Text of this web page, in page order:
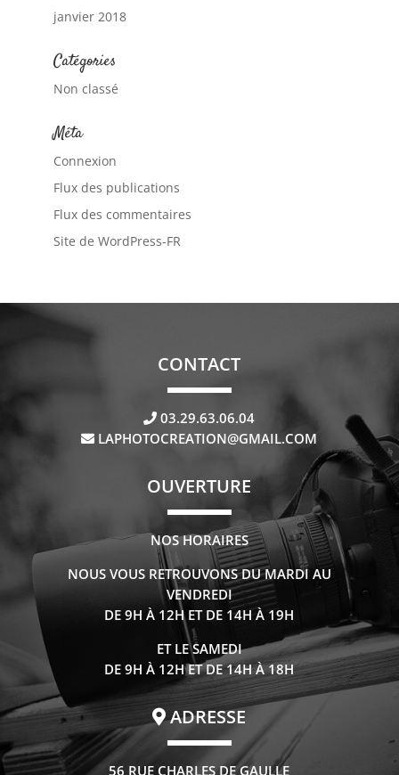
janvier 2018
Catégories
Non classé
Méta
Connexion
Flux des publications
Flux des commentaires
Site de WordPress-FR
CONTACT
03.29.63.06.04
LAPHOTOCREATION@GMAIL.COM
OUVERTURE
NOS HORAIRES
NOUS VOUS RETROUVONS DU MARDI AU
VENDREDI
DE 9H À 12H ET DE 14H À 19H
ET LE SAMEDI
DE 9H À 12H ET DE 14H À 18H
ADRESSE
56 RUE CHARLES DE GAULLE